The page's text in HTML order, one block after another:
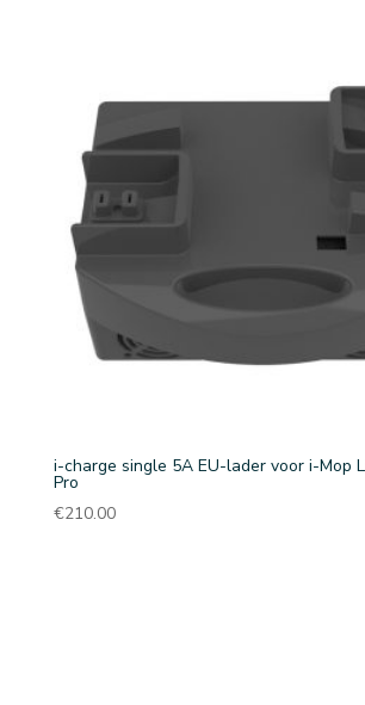
i-charge single 5A EU-lader voor i-Mop
Pro
€210.00